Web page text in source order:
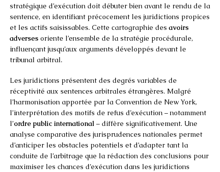
stratégique d’exécution doit débuter bien avant le rendu de la
sentence, en identifiant précocement les juridictions propices
et les actifs saisissables. Cette cartographie des avoirs
adverses oriente l’ensemble de la stratégie procédurale,
influençant jusqu’aux arguments développés devant le
tribunal arbitral.
Les juridictions présentent des degrés variables de
réceptivité aux sentences arbitrales étrangères. Malgré
l’harmonisation apportée par la Convention de New York,
l’interprétation des motifs de refus d’exécution – notamment
l’ordre public international – diffère significativement. Une
analyse comparative des jurisprudences nationales permet
d’anticiper les obstacles potentiels et d’adapter tant la
conduite de l’arbitrage que la rédaction des conclusions pour
maximiser les chances d’exécution dans les juridictions